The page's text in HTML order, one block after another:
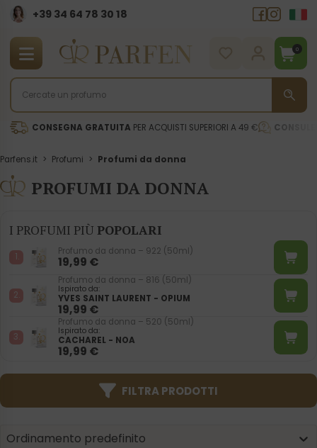
+39 34 64 78 30 18
0
CONSEGNA GRATUITA PER ACQUISTI SUPERIORI A 49 €
Parfens.it > Profumi > Profumi da donna
PROFUMI DA DONNA
I PROFUMI PIÙ POPOLARI
Profumo da donna – 922 (50ml)
19,99 €
Profumo da donna – 816 (50ml)
Ispirato da:
YVES SAINT LAURENT - OPIUM
19,99 €
Profumo da donna – 520 (50ml)
Ispirato da:
CACHAREL - NOA
19,99 €
FILTRA PRODOTTI
Product | Sorting
Sort content
Ordinamento predefinito
Sort content